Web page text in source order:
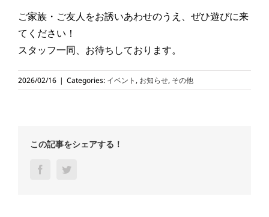
ご家族・ご友人をお誘いあわせのうえ、ぜひ遊びに来
てください！
スタッフ一同、お待ちしております。
2026/02/16 | Categories: イベント , お知らせ, その他
この記事をシェアする！
Facebook